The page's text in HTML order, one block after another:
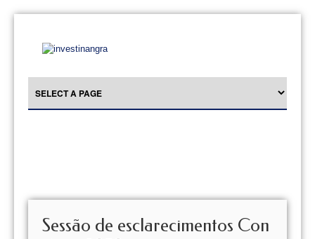
Sessão de esclarecimentos Con